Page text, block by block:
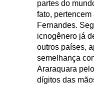
partes do
fato,
Fernandes.
icnogênero já
outros países,
semelhança
Araraquara
dígitos das